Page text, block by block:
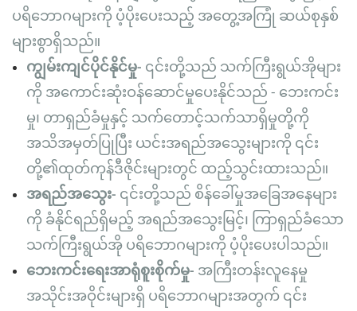
ပရိဘောဂများကို ပံ့ပိုးပေးသည့် အတွေ့အကြုံ ဆယ်စုနှစ်
များစွာရှိသည်။
ကျွမ်းကျင်ပိုင်နိုင်မှု- ၎င်းတို့သည် သက်ကြီးရွယ်အိုများ
ကို အကောင်းဆုံးဝန်ဆောင်မှုပေးနိုင်သည် - ဘေးကင်း
မှု၊ တာရှည်ခံမှုနှင့် သက်တောင့်သက်သာရှိမှုတို့ကို
အသိအမှတ်ပြုပြီး ယင်းအရည်အသွေးများကို ၎င်း
တို့၏ထုတ်ကုန်ဒီဇိုင်းများတွင် ထည့်သွင်းထားသည်။
အရည်အသွေး- ၎င်းတို့သည် စိန်ခေါ်မှုအခြေအနေများ
ကို ခံနိုင်ရည်ရှိမည့် အရည်အသွေးမြင့်၊ ကြာရှည်ခံသော
သက်ကြီးရွယ်အို ပရိဘောဂများကို ပံ့ပိုးပေးပါသည်။
ဘေးကင်းရေးအာရုံစူးစိုက်မှု- အကြီးတန်းလူနေမှု
အသိုင်းအဝိုင်းများရှိ ပရိဘောဂများအတွက် ၎င်း